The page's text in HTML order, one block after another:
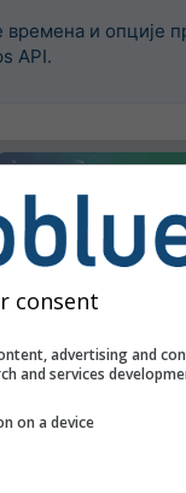
и опције
API.
consent
advertising and
and services
on a device